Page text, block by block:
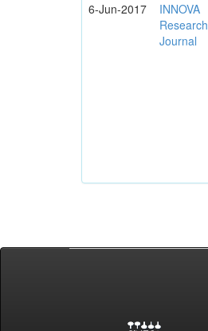
6-Jun-2017
INNOVA
Research
Journal